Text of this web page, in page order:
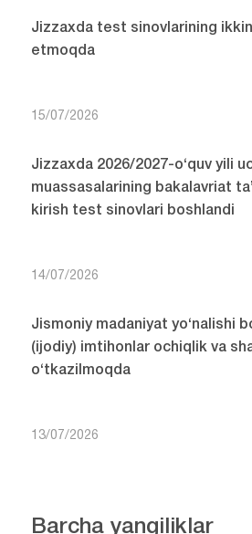
Jizzaxda test sinovlarining
etmoqda
15/07/2026
Jizzaxda 2026/2027-o‘quv yili
muassasalarining bakalavriat
kirish test sinovlari boshlandi
14/07/2026
Jismoniy madaniyat yo‘nalishi
(ijodiy) imtihonlar ochiqlik va
o‘tkazilmoqda
13/07/2026
Barcha yangiliklar